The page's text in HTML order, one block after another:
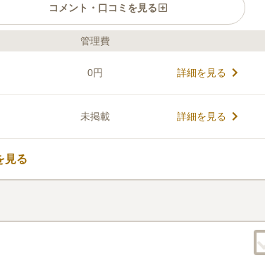
コメント・口コミを見る
編集部のコメント
じめとした四季折々の草木に囲まれた、美しい公園型の樹
霊園です。宗旨宗派を問わず、どなたでもご利用いただ
りしやすく、365日いつでも訪れることができます。個人、
婦、ご家族ごとの個別区画があり、それぞれにペットも一
納骨できます。石碑にはお名前やお好きな言葉を刻むこと
だ誰からも評価されていません。
管理費
0円 詳細を見る
未掲載 詳細を見る
見る